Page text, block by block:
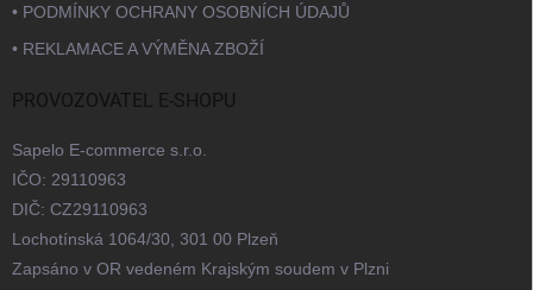
• PODMÍNKY OCHRANY OSOBNÍCH ÚDAJŮ
• REKLAMACE A VÝMĚNA ZBOŽÍ
PROVOZOVATEL E-SHOPU
Sapelo E-commerce s.r.o.
IČO: 29110963
DIČ: CZ29110963
Lochotínská 1064/30, 301 00 Plzeň
Zapsáno v OR vedeném Krajským soudem v Plzni